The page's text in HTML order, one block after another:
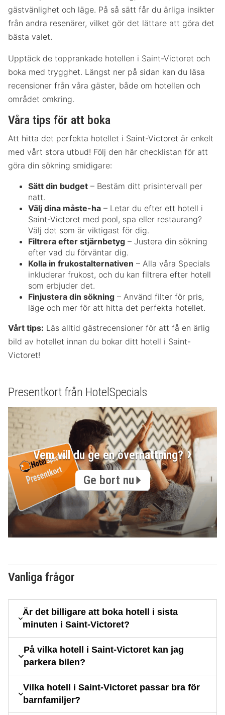
gästvänlighet och läge. På så sätt får du ärliga insikter
från andra resenärer, vilket gör det lättare att göra det
bästa valet.
Upptäck de topprankade hotellen i Saint-Victoret och
boka med trygghet. Längst ner på sidan kan du läsa
recensioner från våra gäster, både om hotellen och
området omkring.
Våra tips för att boka
Att hitta det perfekta hotellet i Saint-Victoret är enkelt
med vårt stora utbud! Följ den här checklistan för att
göra din sökning smidigare:
Sätt din budget – Bestäm ditt prisintervall per
natt.
Välj dina måste-ha – Letar du efter ett hotell i
Saint-Victoret med pool, spa eller restaurang?
Välj det som är viktigast för dig.
Filtrera efter stjärnbetyg – Justera din sökning
efter vad du förväntar dig.
Kolla in frukostalternativen – Alla våra Specials
inkluderar frukost, och du kan filtrera efter hotell
som erbjuder det.
Finjustera din sökning – Använd filter för pris,
läge och mer för att hitta det perfekta hotellet.
Vårt tips: Läs alltid gästrecensioner för att få en ärlig
bild av hotellet innan du bokar ditt hotell i Saint-
Victoret!
Presentkort från HotelSpecials
Vem vill du ge en övernattning?
Ge bort nu
Vanliga frågor
Är det billigare att boka hotell i sista
minuten i Saint-Victoret?
På vilka hotell i Saint-Victoret kan jag
parkera bilen?
Vilka hotell i Saint-Victoret passar bra för
barnfamiljer?